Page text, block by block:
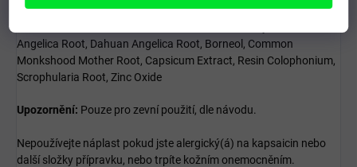
INCI: Olibanum, Camphor, Menthol, Asafoetida, Myrrh. Rhubarb.,
Angelica Root, Dahuan Angelica Root, Borneol, Common
Monkshood Mother Root, Capsicum Extract, Resin Colophonium,
Scrophularia Root, Zinc Oxide
Upozornění: Pouze pro zevní použití, dle návodu.
Nepoužívejte náplast pokud jste alergický(á) na kapsaicin nebo
další složky přípravku, nebo trpíte kožním onemocněním.